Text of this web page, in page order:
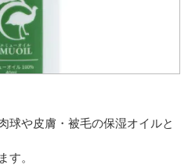
球や皮膚・被毛の保湿オイルと
す。